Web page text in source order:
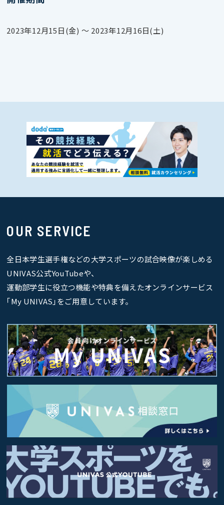
2023年12月15日(金) 〜 2023年12月16日(土)
OUR SERVICE
全日本学生選手権などの大学スポーツの試合映像が楽しめる
UNIVAS公式YouTubeや、
運動部学生に役立つ機能や特典を備えたオンラインサービス
｢My UNIVAS｣をご用意しています。